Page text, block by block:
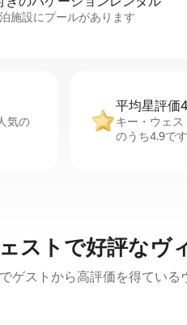
施設にプールがあります
気の
平均星評価
キー・ウェ
のうち4.9です
ストで好評なヴ
ゲストから高評価を得ている